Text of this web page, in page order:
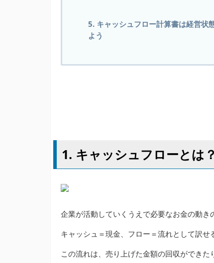
5. キャッシュフロー計算書は経営状
よう
1. キャッシュフローとは？
企業が活動していくうえで必要なお金の動き
キャッシュ＝現金、フロー＝流れとして訳せ
この流れは、売り上げた金額の回収ができ